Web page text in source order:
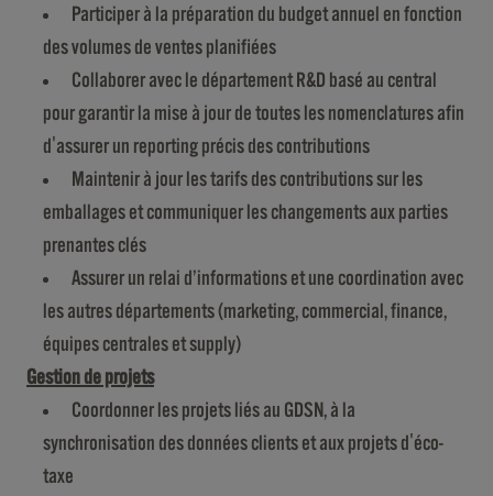
Participer à la préparation du budget annuel en fonction
des volumes de ventes planifiées
Collaborer avec le département R&D basé au central
pour garantir la mise à jour de toutes les nomenclatures afin
d'assurer un reporting précis des contributions
Maintenir à jour les tarifs des contributions sur les
emballages et communiquer les changements aux parties
prenantes clés
Assurer un relai d’informations et une coordination avec
les autres départements (marketing, commercial, finance,
équipes centrales et supply)
Gestion de projets
Coordonner les projets liés au GDSN, à la
synchronisation des données clients et aux projets d'éco-
taxe